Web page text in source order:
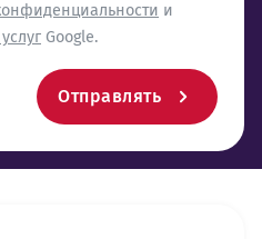
и
Google.
Отправлять